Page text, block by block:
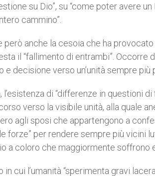
su Dio”, su “come poter avere
cammino”.
anche la cesoia che ha
il “fallimento di entrambi”. Occorre
e decisione verso un’unità sempre
l’esistenza di “differenze in questioni
verso la visibile unità, alla quale
agli sposi che appartengono a
forze” per rendere sempre più vicini
a coloro che maggiormente soffrono
in cui l’umanità “sperimenta gravi